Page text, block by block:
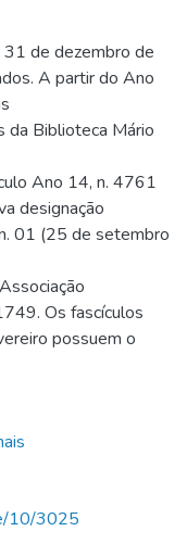
de dezembro de
A partir do Ano
da Biblioteca Mário
Ano 14, n. 4761
designação
01 (25 de setembro
Os fascículos
possuem o
10/3025